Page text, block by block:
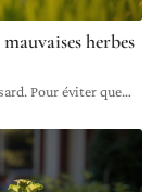
herbes
Pour éviter que…